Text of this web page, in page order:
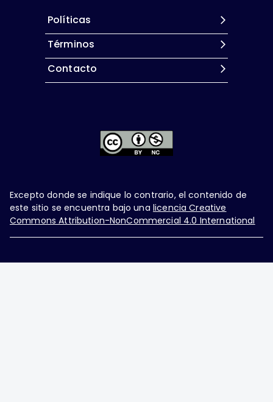
Políticas
Términos
Contacto
Excepto donde se indique lo contrario, el contenido de
este sitio se encuentra bajo una licencia Creative
Commons Attribution-NonCommercial 4.0 International